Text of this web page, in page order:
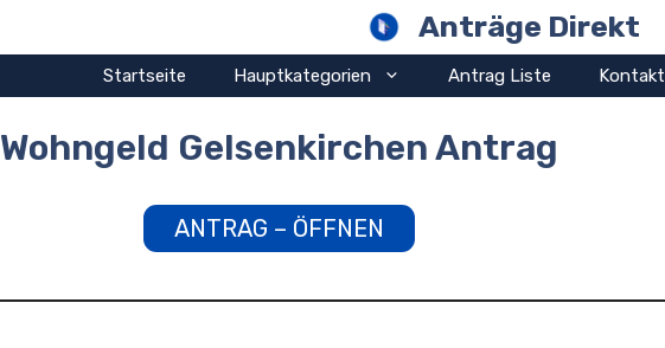
Anträge Direkt
Startseite Hauptkategorien Antrag Liste Kontakt
Wohngeld Gelsenkirchen Antrag
ANTRAG – ÖFFNEN